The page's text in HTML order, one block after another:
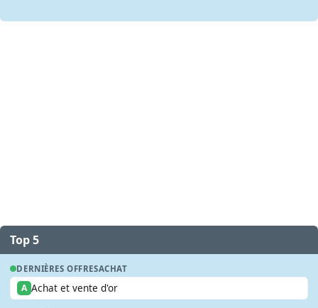
Top 5
DERNIÈRES OFFRESACHAT
A Achat et vente d'or